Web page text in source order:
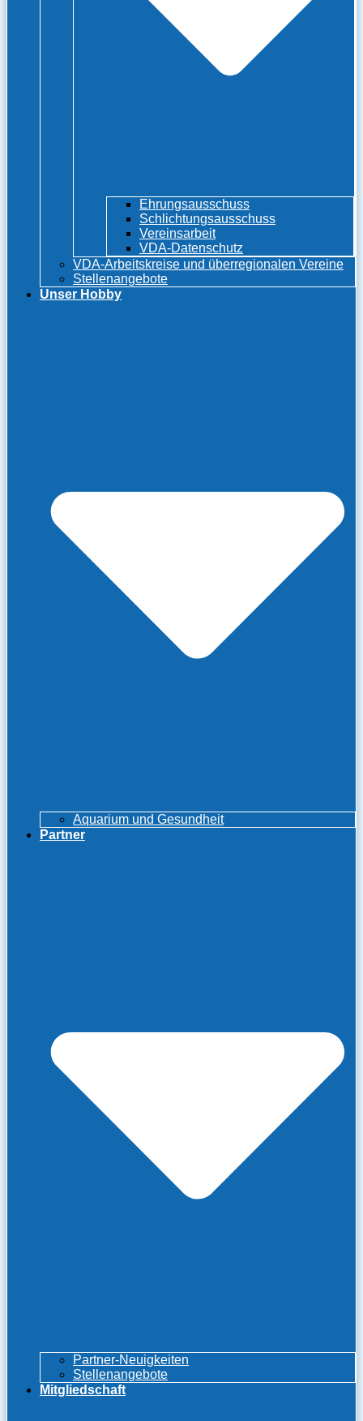
Ehrungsausschuss
Schlichtungsausschuss
Vereinsarbeit
VDA-Datenschutz
VDA-Arbeitskreise und überregionalen Vereine
Stellenangebote
Unser Hobby
Aquarium und Gesundheit
Partner
Partner-Neuigkeiten
Stellenangebote
Mitgliedschaft